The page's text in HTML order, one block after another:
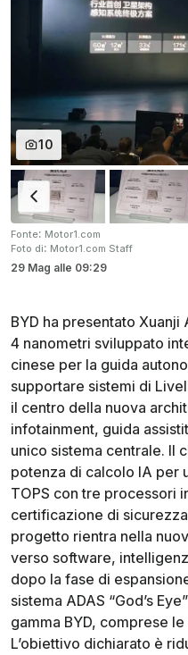
10
Fonte: Motor1.com
Foto di: Motor1.com Staff
29 Mag alle 09:29
BYD ha presentato
4 nanometri sviluppato
cinese per la guida
supportare sistemi di
il centro della nuova
infotainment, guida
unico sistema centrale. Il
potenza di calcolo IA per
TOPS con tre processori
certificazione di sicurezza
progetto rientra nella
verso software,
dopo la fase di
sistema ADAS “God’s
gamma BYD, comprese
L’obiettivo dichiarato è